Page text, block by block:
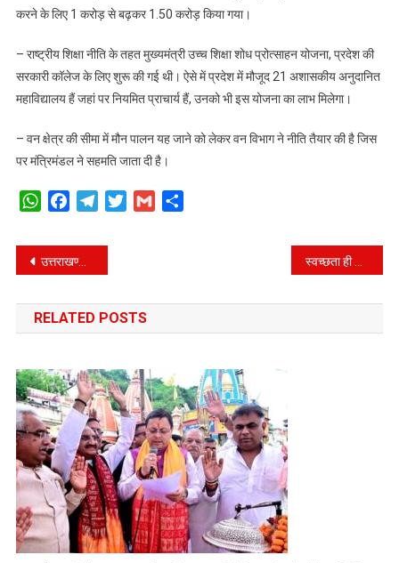
करने के लिए 1 करोड़ से बढ़कर 1.50 करोड़ किया गया।
– राष्ट्रीय शिक्षा नीति के तहत मुख्यमंत्री उच्च शिक्षा शोध प्रोत्साहन योजना, प्रदेश की
सरकारी कॉलेज के लिए शुरू की गई थी। ऐसे में प्रदेश में मौजूद 21 अशासकीय अनुदानित
महाविद्यालय हैं जहां पर नियमित प्राचार्य हैं, उनको भी इस योजना का लाभ मिलेगा।
– वन क्षेत्र की सीमा में मौन पालन यह जाने को लेकर वन विभाग ने नीति तैयार की है जिस
पर मंत्रिमंडल ने सहमति जाता दी है।
WhatsAppFacebookTelegramTwitterGmail
Post
navigation
उत्तराखण्ड और हिमाचल प्रदेश आपसी सहयोग बढ़ाकर, एक दूसरे के अनुभवों का लेंगे लाभ।
RELATED POSTS